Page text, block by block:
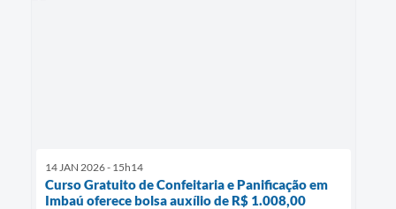
14 JAN 2026 - 15h14
Curso Gratuito de Confeitaria e Panificação em
Imbaú oferece bolsa auxílio de R$ 1.008,00